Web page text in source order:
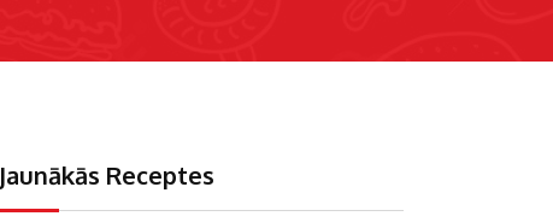
Jaunākās Receptes